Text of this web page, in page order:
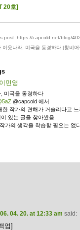
20호]
post: https://capcold.net/blog/
이웃나라, 미국을 동경하다 [창비어
이민영
미국을 동경하다
@capcold 에서
한 작가의 견해가 거슬리다고 느
있는 글을 찾아봤음.
가의 생각을 학습할 필요는 없
04. 20. at 12:33 am said:
업]